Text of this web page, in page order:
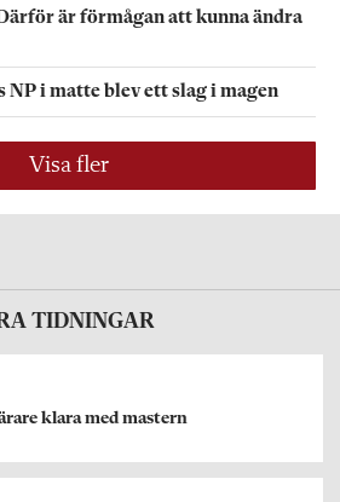
är förmågan att kunna ändra
NP i matte blev ett slag i magen
Visa fler
TIDNINGAR
klara med mastern